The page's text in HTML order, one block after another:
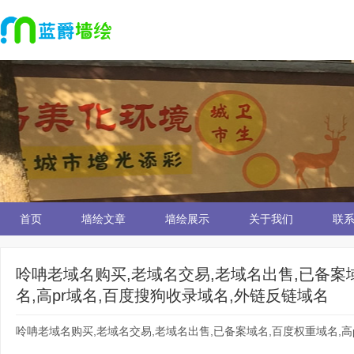
首页 墙绘文章 墙绘展示 关于我们 联
呤呥老域名购买,老域名交易,老域名出售,已备案
名,高pr域名,百度搜狗收录域名,外链反链域名
呤呥老域名购买,老域名交易,老域名出售,已备案域名,百度权重域名,